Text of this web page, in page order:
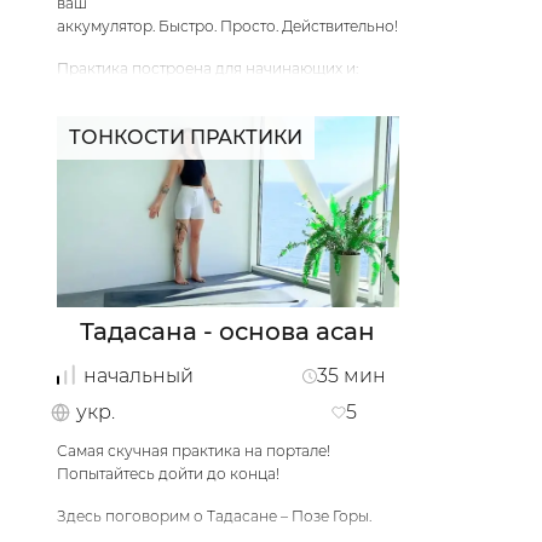
аккумулятор. Быстро. Просто. Действительно!
Практика построена для начинающих и:
клетки и соседних регионов;
Развивает дыхательные мышцы;
Активизирует систему кровообращения
(особенно капиллярную);
Подготавливает тело к пранаямам.
Если вы опытный йог – при каждой задержке
дыхания используйте бандхи (джаладхара,
уддияна и мула бандха).
Бодрой практики!
…
ТОНКОСТИ ПРАКТИКИ
Тадасана - основа асан
начальный 35 мин
5
укр.
Самая скучная практика на портале!
Попытайтесь дойти до конца!
Здесь поговорим о Тадасане – Позе Горы.